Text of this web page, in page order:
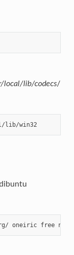
local/lib/codecs/
lib/win32
oneiric free